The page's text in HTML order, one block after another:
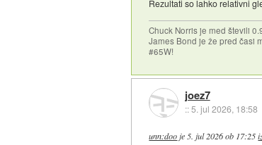
Rezultati so lahko relativni
Chuck Norris je med števili
James Bond je že pred časi
#65W!
joez7
::5. jul 2026, 18:58
unn:doo je 5. jul 2026 ob 17:25